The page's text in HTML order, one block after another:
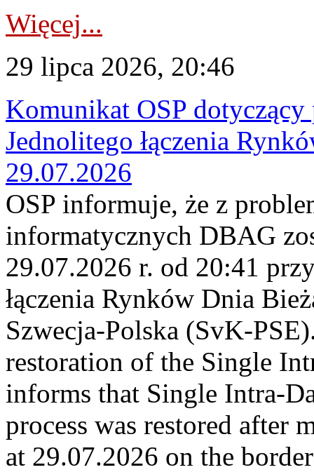
Więcej...
29 lipca 2026, 20:46
Komunikat OSP
Jednolitego łączenia
29.07.2026
OSP informuje, że z
informatycznych DBAG
29.07.2026 r. od 20:41
łączenia Rynków Dnia
Szwecja-Polska (SvK-
restoration of the Single
informs that Single Intra-
process was restored after
at 29.07.2026 on the